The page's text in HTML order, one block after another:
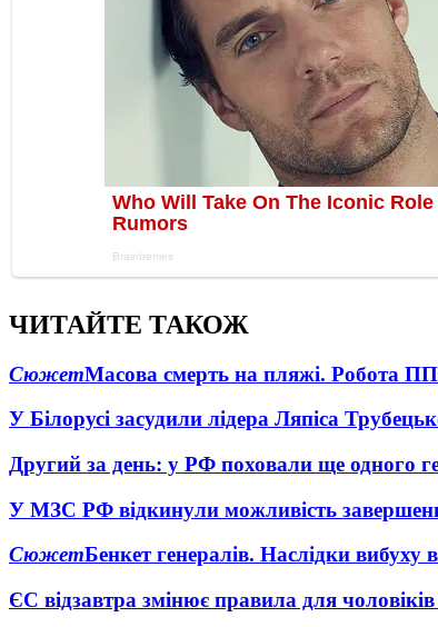
ЧИТАЙТЕ ТАКОЖ
СюжетМасова смерть на пляжі. Робота
У Білорусі засудили лідера Ляпіса
Другий за день: у РФ поховали ще одного
У МЗС РФ відкинули можливість
СюжетБенкет генералів. Наслідки вибуху
ЄС відзавтра змінює правила для чоловіків